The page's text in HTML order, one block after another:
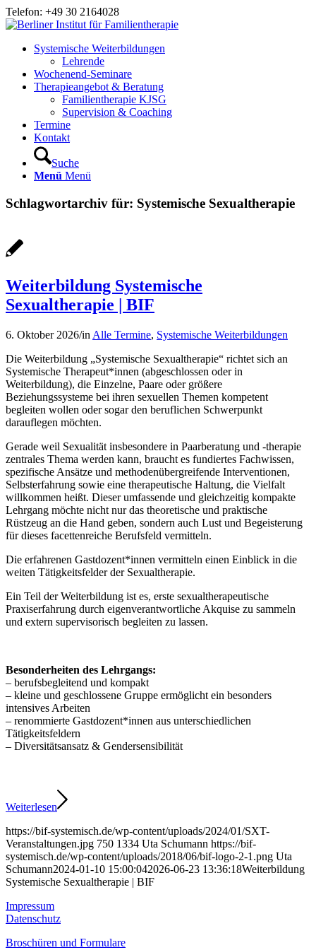
Telefon: +49 30 2164028
Systemische Weiterbildungen
Lehrende
Wochenend-Seminare
Therapieangebot & Beratung
Familientherapie KJSG
Supervision & Coaching
Termine
Kontakt
Suche
Menü Menü
Schlagwortarchiv für: Systemische Sexualtherapie
Weiterbildung Systemische
Sexualtherapie | BIF
6. Oktober 2026/in Alle Termine, Systemische Weiterbildungen
Die Weiterbildung „Systemische Sexualtherapie“ richtet sich an
Systemische Therapeut*innen (abgeschlossen oder in
Weiterbildung), die Einzelne, Paare oder größere
Beziehungssysteme bei ihren sexuellen Themen kompetent
begleiten wollen oder sogar den beruflichen Schwerpunkt
darauflegen möchten.
Gerade weil Sexualität insbesondere in Paarberatung und -therapie
zentrales Thema werden kann, braucht es fundiertes Fachwissen,
spezifische Ansätze und methodenübergreifende Interventionen,
Selbsterfahrung sowie eine therapeutische Haltung, die Vielfalt
willkommen heißt. Dieser umfassende und gleichzeitig kompakte
Lehrgang möchte nicht nur das theoretische und praktische
Rüstzeug an die Hand geben, sondern auch Lust und Begeisterung
für dieses facettenreiche Berufsfeld vermitteln.
Die erfahrenen Gastdozent*innen vermitteln einen Einblick in die
weiten Tätigkeitsfelder der Sexualtherapie.
Ein Teil der Weiterbildung ist es, erste sexualtherapeutische
Praxiserfahrung durch eigenverantwortliche Akquise zu sammeln
und extern supervisorisch begleiten zu lassen.
Besonderheiten des Lehrgangs:
– berufsbegleitend und kompakt
– kleine und geschlossene Gruppe ermöglicht ein besonders
intensives Arbeiten
– renommierte Gastdozent*innen aus unterschiedlichen
Tätigkeitsfeldern
– Diversitätsansatz & Gendersensibilität
Weiterlesen
https://bif-systemisch.de/wp-content/uploads/2024/01/SXT-
Veranstaltungen.jpg 750 1334 Uta Schumann https://bif-
systemisch.de/wp-content/uploads/2018/06/bif-logo-2-1.png Uta
Schumann2024-01-10 15:00:042026-06-23 13:36:18Weiterbildung
Systemische Sexualtherapie | BIF
Impressum
Datenschutz
Broschüren und Formulare